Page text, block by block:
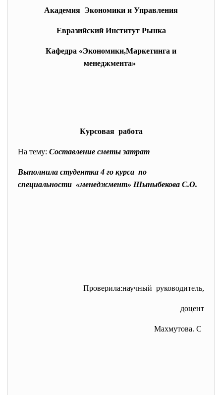
Академия Экономики и Управления
Евразийский Институт Рынка
Кафедра «Экономики,Маркетинга и
менеджмента»
Курсовая работа
На тему: Составление сметы затрат
Выполнила студентка 4 го курса по
специальности «менеджмент» Шыныбекова С.О.
Проверила:научный руководитель,
доцент
Махмутова. С